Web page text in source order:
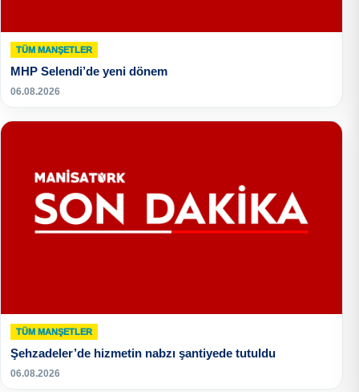
TÜM MANŞETLER
MHP Selendi’de yeni dönem
06.08.2026
TÜM MANŞETLER
Şehzadeler’de hizmetin nabzı şantiyede tutuldu
06.08.2026